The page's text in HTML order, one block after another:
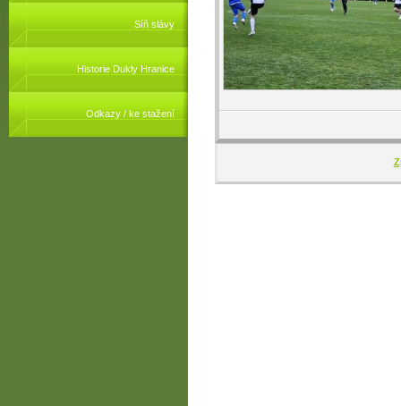
Síň slávy
Historie Dukly Hranice
Odkazy / ke stažení